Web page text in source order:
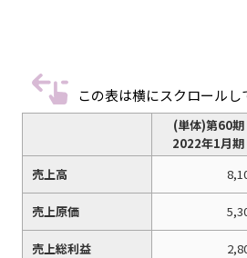
この表は横にスクロールし
(単体)第60期
2022年1月期
売上高
売上原価
売上総利益